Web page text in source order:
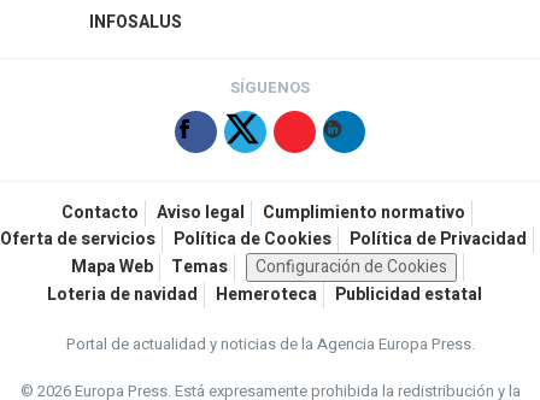
INFOSALUS
SÍGUENOS
Contacto Aviso legal
Cumplimiento normativo
Oferta de servicios
Política de Cookies
Política de Privacidad
Mapa Web
Temas
Configuración de Cookies
Loteria de navidad
Hemeroteca Publicidad estatal
Portal de actualidad y noticias de la Agencia Europa Press.
© 2026 Europa Press.Está expresamente prohibida la redistribución y la